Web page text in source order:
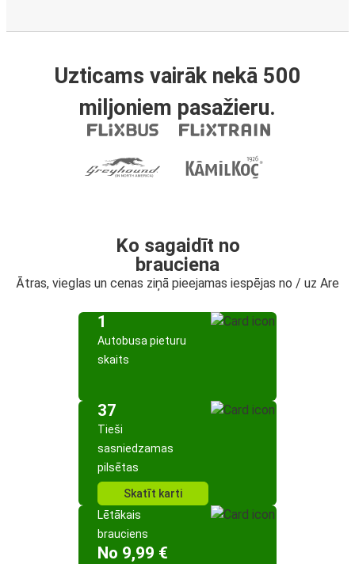
Uzticams vairāk nekā 500
miljoniem pasažieru.
Ko sagaidīt no
brauciena
Ātras, vieglas un cenas ziņā pieejamas iespējas no / uz Are
1
Autobusa pieturu
skaits
37
Tieši
sasniedzamas
pilsētas
Skatīt karti
Lētākais
brauciens
No 9,99 €